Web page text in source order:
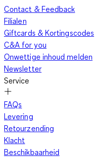
Contact & Feedback
Filialen
Giftcards & Kortingscodes
C&A for you
Onwettige inhoud melden
Newsletter
Service
FAQs
Levering
Retourzending
Klacht
Beschikbaarheid